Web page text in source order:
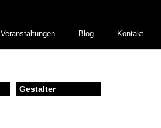
Veranstaltungen Blog Kontakt
Gestalter